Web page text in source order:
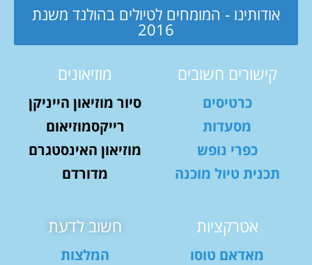
אודותינו - המומחים לטיולים בהולנד משנת
2016
קישורים חשובים
כרטיסים
מסעדות
כפרי נופש
תכנית טיול מוכנה
מוזיאונים
סיור מוזיאון הייניקן
רייקסמוזיאום
מוזיאון האינסטגרם
מדורדם
אטרקציות
מאדאם טוסו
חשוב לדעת
המלצות